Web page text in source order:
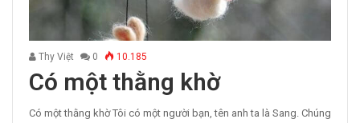
Thy Việt 0 10.185
Có một thằng khờ
Có một thằng khờ Tôi có một người bạn, tên anh ta là Sang. Chúng